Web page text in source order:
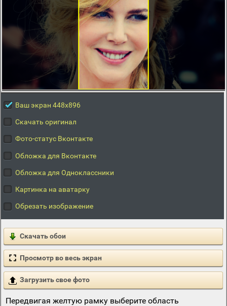
Ваш экран 448x896
Скачать оригинал
Фото-статус Вконтакте
Обложка для Вконтакте
Обложка для Одноклассники
Картинка на аватарку
Обрезать изображение
Скачать обои
Просмотр во весь экран
Загрузить свое фото
Передвигая желтую рамку выберите область